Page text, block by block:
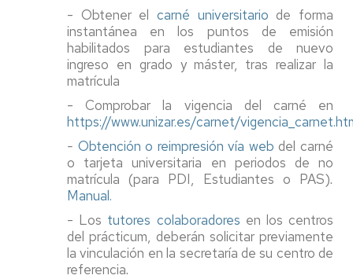
- Obtener el carné universitariode forma
instantánea
en los puntos de emisión
habilitados para estudiantes de nuevo
ingreso en grado y máster, tras realizar la
matrícula
- Comprobar la vigencia del carné en
https://www.unizar.es/carnet/
- Obtención o reimpresión vía web del carné
o tarjeta universitaria en periodos de no
matrícula (para PDI, Estudiantes o PAS).
Manual.
- Los tutores colaboradores en los centros
del prácticum, deberán solicitar previamente
la vinculación en la secretaría de su centro de
referencia.